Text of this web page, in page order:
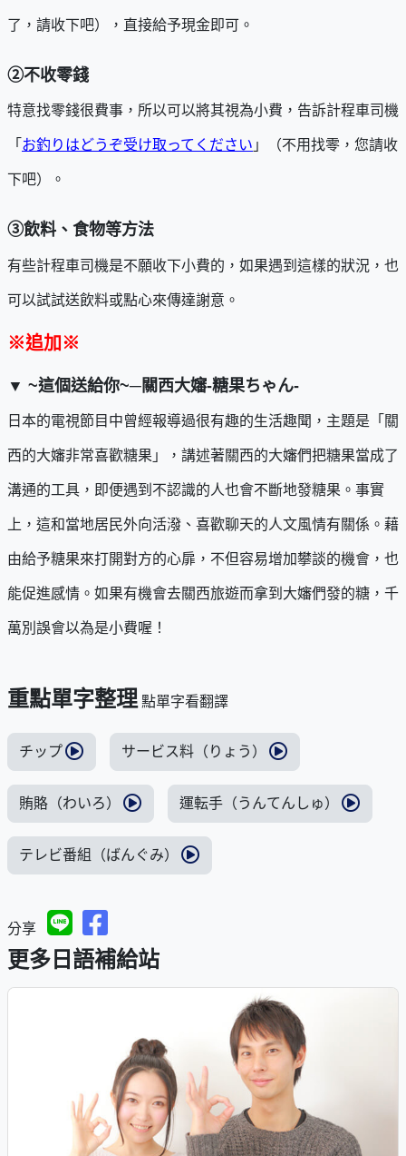
了，請收下吧），直接給予現金即可。
②不收零錢
特意找零錢很費事，所以可以將其視為小費，告訴計程車司機
「 お釣りはどうぞ受け取ってください 」（不用找零，您請收
下吧）。
③飲料、食物等方法
有些計程車司機是不願收下小費的，如果遇到這樣的狀況，也
可以試試送飲料或點心來傳達謝意。
※追加※
▼ ~這個送給你~─關西大嬸-糖果ちゃん-
日本的電視節目中曾經報導過很有趣的生活趣聞，主題是「關
西的大嬸非常喜歡糖果」，講述著關西的大嬸們把糖果當成了
溝通的工具，即便遇到不認識的人也會不斷地發糖果。事實
上，這和當地居民外向活潑、喜歡聊天的人文風情有關係。藉
由給予糖果來打開對方的心扉，不但容易增加攀談的機會，也
能促進感情。如果有機會去關西旅遊而拿到大嬸們發的糖，千
萬別誤會以為是小費喔！
重點單字整理 點單字看翻譯
チップ サービス料（りょう）
賄賂（わいろ） 運転手（うんてんしゅ）
テレビ番組（ばんぐみ）
分享
更多日語補給站